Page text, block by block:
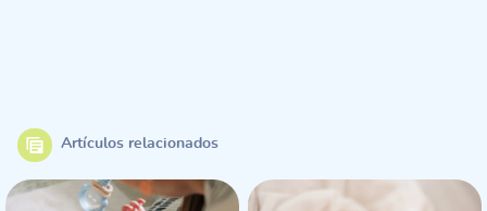
Artículos relacionados